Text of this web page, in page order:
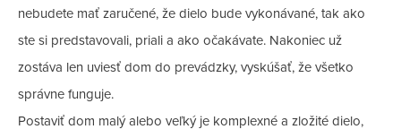
nebudete mať zaručené, že dielo bude vykonávané, tak ako
ste si predstavovali, priali a ako očakávate. Nakoniec už
zostáva len uviesť dom do prevádzky, vyskúšať, že všetko
správne funguje.
Postaviť dom malý alebo veľký je komplexné a zložité dielo,